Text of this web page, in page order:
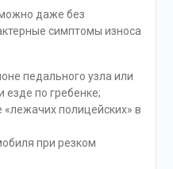
даже без
симптомы износа
педального узла или
езде по гребенке;
полицейских» в
при резком